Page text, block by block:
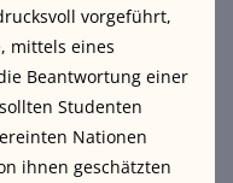
vorgeführt,
mittels eines
Beantwortung einer
Studenten
Nationen
ihnen geschätzten